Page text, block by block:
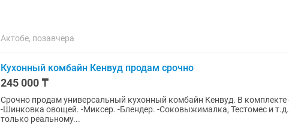
Актобе, позавчера
Кухонный комбайн Кенвуд продам срочно
245 000 ₸
Срочно продам универсальный кухонный комбайн Кенвуд. В комплекте
-Шинковка овощей. -Миксер. -Блендер. -Соковыжималка, Тестомес и т.д. Звонить и писать
только реальному...